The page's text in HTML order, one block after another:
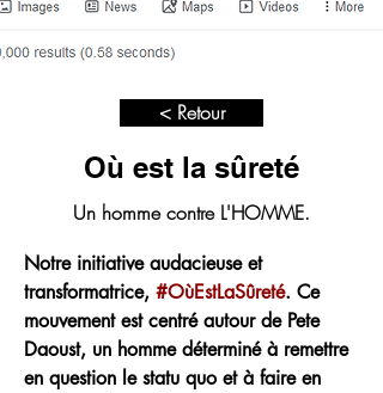
< Retour
Où est la sûreté
Un homme contre L'HOMME.
Notre initiative audacieuse et
transformatrice, #OùEstLaSûreté. Ce
mouvement est centré autour de Pete
Daoust, un homme déterminé à remettre
en question le statu quo et à faire en